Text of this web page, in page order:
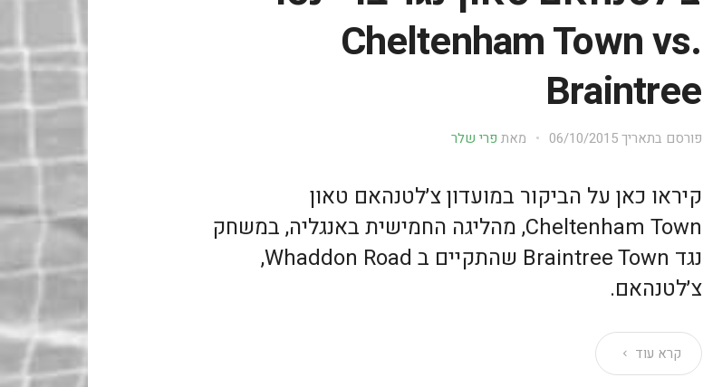
Cheltenham Town vs.
Braintree
פורסם בתאריך06/10/2015 מאת פרי שלר
קיראו כאן על הביקור במועדון צ׳לטנהאם טאון
Cheltenham Town, מהליגה החמישית באנגליה, במשחק
נגד Braintree Town שהתקיים ב Whaddon Road,
צ׳לטנהאם.
קרא עוד